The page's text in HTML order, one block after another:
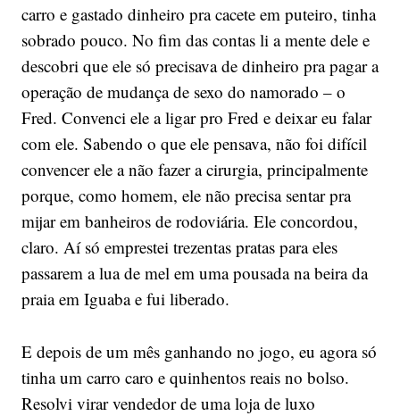
carro e gastado dinheiro pra cacete em puteiro, tinha
sobrado pouco. No fim das contas li a mente dele e
descobri que ele só precisava de dinheiro pra pagar a
operação de mudança de sexo do namorado – o
Fred. Convenci ele a ligar pro Fred e deixar eu falar
com ele. Sabendo o que ele pensava, não foi difícil
convencer ele a não fazer a cirurgia, principalmente
porque, como homem, ele não precisa sentar pra
mijar em banheiros de rodoviária. Ele concordou,
claro. Aí só emprestei trezentas pratas para eles
passarem a lua de mel em uma pousada na beira da
praia em Iguaba e fui liberado.
E depois de um mês ganhando no jogo, eu agora só
tinha um carro caro e quinhentos reais no bolso.
Resolvi virar vendedor de uma loja de luxo